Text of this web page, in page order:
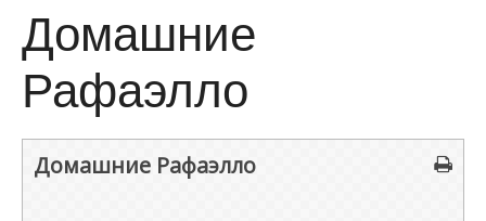
Домашние
Рафаэлло
Домашние Рафаэлло